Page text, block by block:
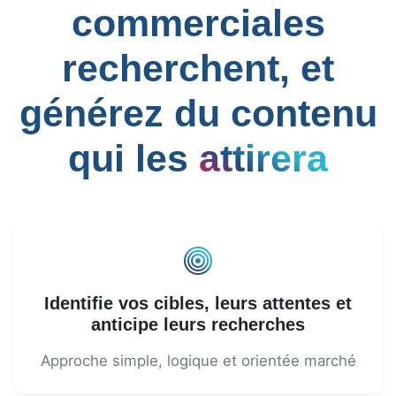
commerciales
recherchent, et
générez du contenu
qui les attirera
Identifie vos cibles, leurs attentes et
anticipe leurs recherches
Approche simple, logique et orientée marché